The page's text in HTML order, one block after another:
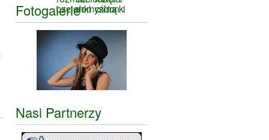
Fotogalerie
Nasi Partnerzy